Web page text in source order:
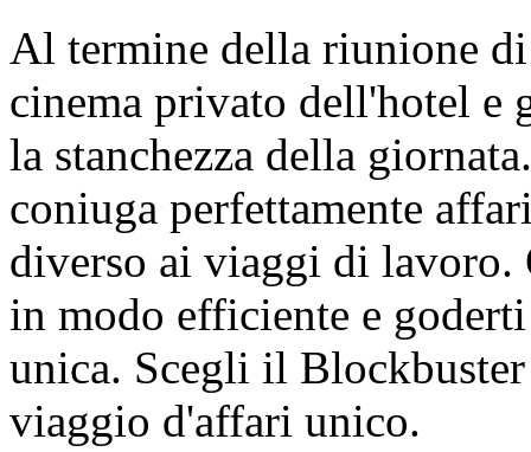
Al termine della riunione
cinema privato dell'hotel e
la stanchezza della
coniuga perfettamente
diverso ai viaggi di
in modo efficiente e
unica. Scegli il
viaggio d'affari unico.